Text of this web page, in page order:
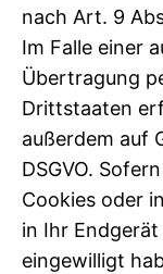
nach Art. 9
Im Falle einer
Übertragung
Drittstaaten
außerdem auf
DSGVO.
Cookies oder
in Ihr
eingewilligt